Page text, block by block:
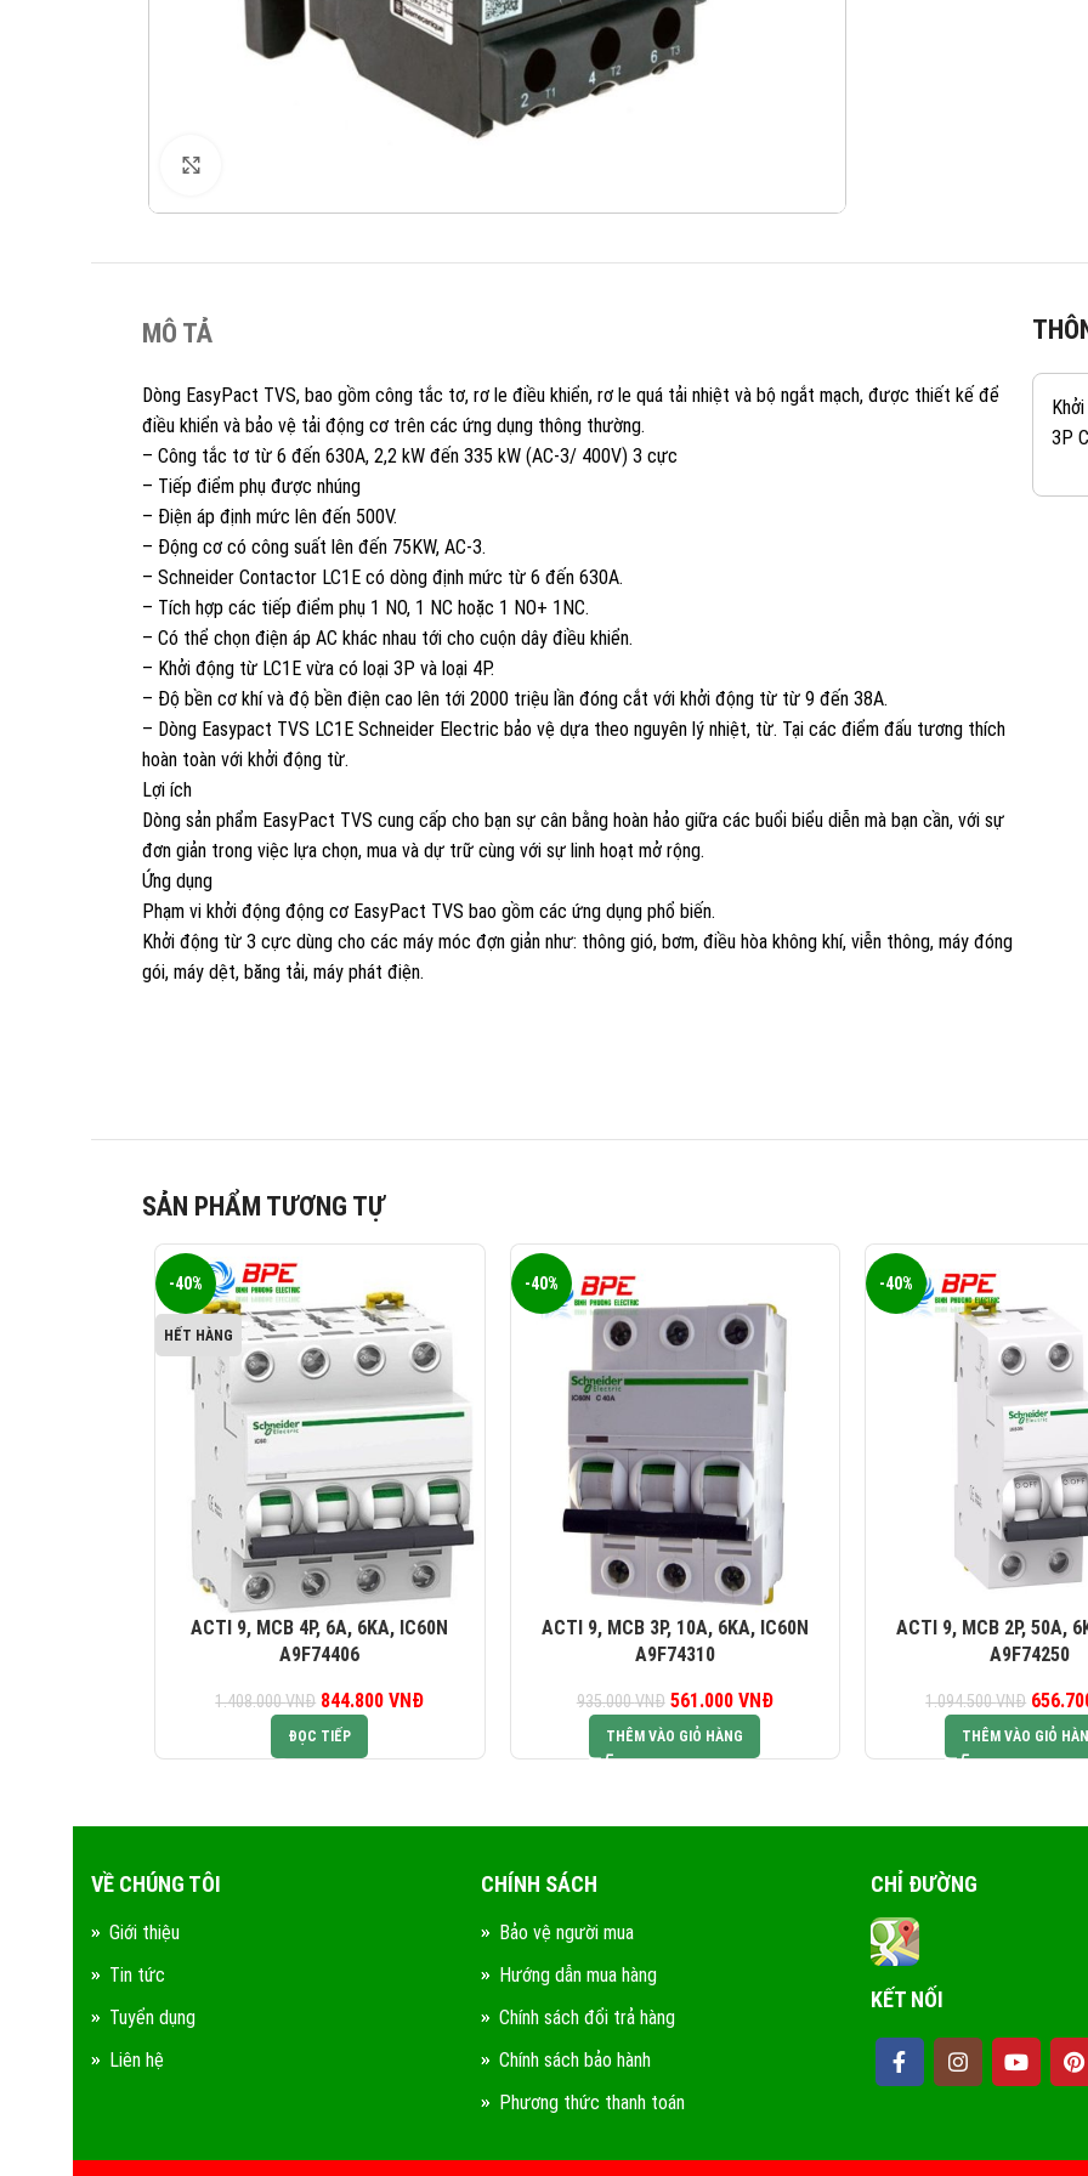
MÔ TẢ
Dòng EasyPact TVS, bao gồm công tắc tơ, rơ le điều khiển, rơ le quá tải nhiệt và bộ ngắt mạch, được thiết kế để
điều khiển và bảo vệ tải động cơ trên các ứng dụng thông thường.
– Công tắc tơ từ 6 đến 630A, 2,2 kW đến 335 kW (AC-3/ 400V) 3 cực
– Tiếp điểm phụ được nhúng
– Điện áp định mức lên đến 500V.
– Động cơ có công suất lên đến 75KW, AC-3.
– Schneider Contactor LC1E có dòng định mức từ 6 đến 630A.
– Tích hợp các tiếp điểm phụ 1 NO, 1 NC hoặc 1 NO+ 1NC.
– Có thể chọn điện áp AC khác nhau tới cho cuộn dây điều khiển.
– Khởi động từ LC1E vừa có loại 3P và loại 4P.
– Độ bền cơ khí và độ bền điện cao lên tới 2000 triệu lần đóng cắt với khởi động từ từ 9 đến 38A.
– Dòng Easypact TVS LC1E Schneider Electric bảo vệ dựa theo nguyên lý nhiệt, từ. Tại các điểm đấu tương thích
hoàn toàn với khởi động từ.
Lợi ích
Dòng sản phẩm EasyPact TVS cung cấp cho bạn sự cân bằng hoàn hảo giữa các buổi biểu diễn mà bạn cần, với sự
đơn giản trong việc lựa chọn, mua và dự trữ cùng với sự linh hoạt mở rộng.
Ứng dụng
Phạm vi khởi động động cơ EasyPact TVS bao gồm các ứng dụng phổ biến.
Khởi động từ 3 cực dùng cho các máy móc đợn giản như: thông gió, bơm, điều hòa không khí, viễn thông, máy đóng
gói, máy dệt, băng tải, máy phát điện.
3P
SẢN PHẨM TƯƠNG TỰ
-40%
HẾT HÀNG
ACTI 9, MCB 4P, 6A, 6KA, IC60N
A9F74406
1.408.000VNĐ
Giá gốc là:
1.408.000 VNĐ.
844.800VNĐ
ĐỌC TIẾP
-40%
ACTI 9, MCB 3P, 10A, 6KA, IC60N
A9F74310
935.000VNĐ
Giá gốc là:
935.000 VNĐ.
561.000 VNĐ
THÊM VÀO GIỎ HÀNG
-40%
ACTI 9, MCB 2P, 50A,
A9F74250
1.094.500VNĐ
THÊM VÀO GIỎ
VỀ CHÚNG TÔI
Giới thiệu
Tin tức
Tuyển dụng
Liên hệ
CHÍNH SÁCH
Bảo vệ người mua
Hướng dẫn mua hàng
Chính sách đổi trả hàng
Chính sách bảo hành
Phương thức thanh toán
CHỈ ĐƯỜNG
KẾT NỐI